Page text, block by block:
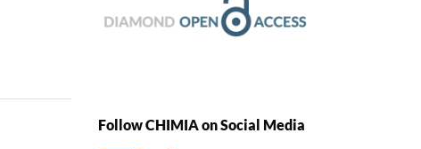
Follow CHIMIA on Social Media